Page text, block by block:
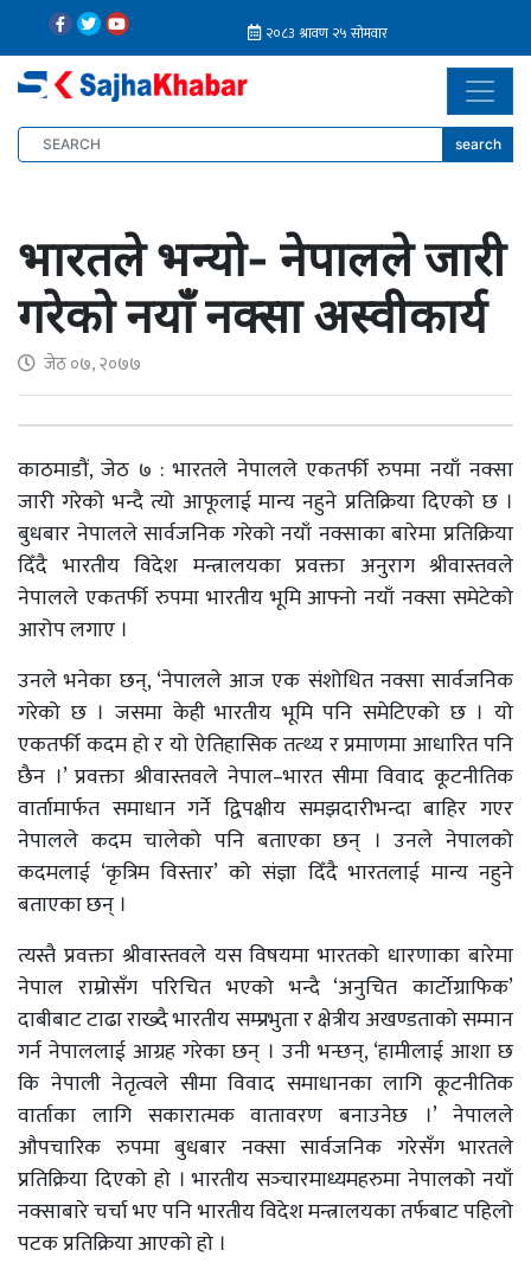
search
भारतले भन्यो- नेपालले जारी
गरेको नयाँ नक्सा अस्वीकार्य
जेठ ०७, २०७७
काठमाडौं, जेठ ७ : भारतले नेपालले एकतर्फी रुपमा नयाँ नक्सा
जारी गरेको भन्दै त्यो आफूलाई मान्य नहुने प्रतिक्रिया दिएको छ ।
बुधबार नेपालले सार्वजनिक गरेको नयाँ नक्साका बारेमा प्रतिक्रिया
दिँदै भारतीय विदेश मन्त्रालयका प्रवक्ता अनुराग श्रीवास्तवले
नेपालले एकतर्फी रुपमा भारतीय भूमि आफ्नो नयाँ नक्सा समेटेको
आरोप लगाए ।
उनले भनेका छन्, ‘नेपालले आज एक संशोधित नक्सा सार्वजनिक
गरेको छ । जसमा केही भारतीय भूमि पनि समेटिएको छ । यो
एकतर्फी कदम हो र यो ऐतिहासिक तत्थ्य र प्रमाणमा आधारित पनि
छैन ।’ प्रवक्ता श्रीवास्तवले नेपाल–भारत सीमा विवाद कूटनीतिक
वार्तामार्फत समाधान गर्ने द्विपक्षीय समझदारीभन्दा बाहिर गएर
नेपालले कदम चालेको पनि बताएका छन् । उनले नेपालको
कदमलाई ‘कृत्रिम विस्तार’ को संज्ञा दिँदै भारतलाई मान्य नहुने
बताएका छन् ।
त्यस्तै प्रवक्ता श्रीवास्तवले यस विषयमा भारतको धारणाका बारेमा
नेपाल राम्रोसँग परिचित भएको भन्दै ‘अनुचित कार्टोग्राफिक’
दाबीबाट टाढा राख्दै भारतीय सम्प्रभुता र क्षेत्रीय अखण्डताको सम्मान
गर्न नेपाललाई आग्रह गरेका छन् । उनी भन्छन्, ‘हामीलाई आशा छ
कि नेपाली नेतृत्वले सीमा विवाद समाधानका लागि कूटनीतिक
वार्ताका लागि सकारात्मक वातावरण बनाउनेछ ।’ नेपालले
औपचारिक रुपमा बुधबार नक्सा सार्वजनिक गरेसँग भारतले
प्रतिक्रिया दिएको हो । भारतीय सञ्‍चारमाध्यमहरुमा नेपालको नयाँ
नक्साबारे चर्चा भए पनि भारतीय विदेश मन्त्रालयका तर्फबाट पहिलो
पटक प्रतिक्रिया आएको हो ।